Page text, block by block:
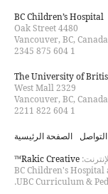
BC Children’s Hospital
4480 Oak Street
Vancouver, BC,
1 604 875 2345
The University of
2329 West Mall
Vancouver, BC,
1 604 822 2211
الصفحة الرئيسية التواصل
Rakic Creative™
UBC Curriculum &